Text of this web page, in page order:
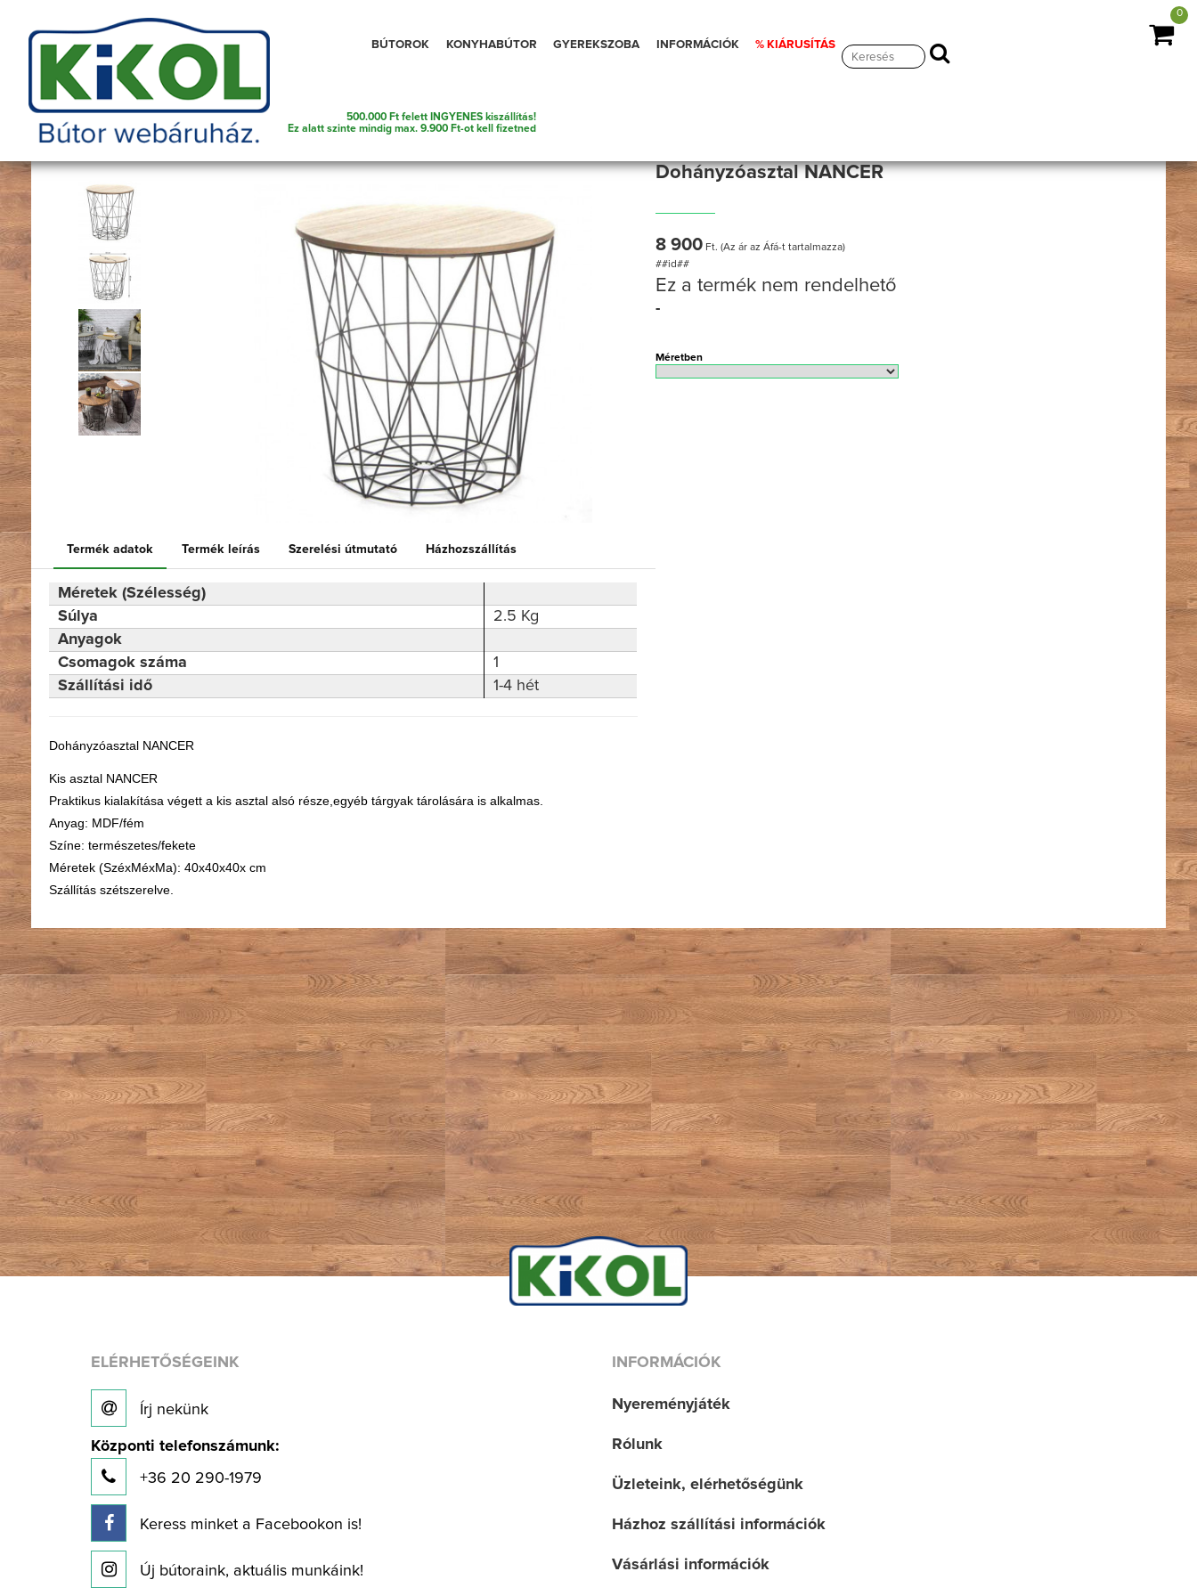
BÚTOROK KONYHABÚTOR GYEREKSZOBA INFORMÁCIÓK % KIÁRUSÍTÁS
500.000 Ft felett INGYENES kiszállítás!
Ez alatt szinte mindig max. 9.900 Ft-ot kell fizetned
0
Főoldal Bútorok Asztalok Dohányzóasztal
Termék adatok Termék leírás Szerelési útmutató Házhozszállítás
Méretek (Szélesség)
Súlya
2.5 Kg
Anyagok
Csomagok száma
1
Szállítási idő
1-4 hét
Dohányzóasztal NANCER
Kis asztal NANCER
Praktikus kialakítása végett a kis asztal alsó része,egyéb tárgyak tárolására is alkalmas.
Anyag: MDF/fém
Színe: természetes/fekete
Méretek (SzéxMéxMa): 40x40x40x cm
Szállítás szétszerelve.
Dohányzóasztal NANCER
8 900Ft. (Az ár az Áfá-t tartalmazza)
##id##
Ez a termék nem rendelhető
-
Méretben
ELÉRHETŐSÉGEINK
Írj nekünk
Központi telefonszámunk:
+36 20 290-1979
Keress minket a Facebookon is!
Új bútoraink, aktuális munkáink!
INFORMÁCIÓK
Nyereményjáték
Rólunk
Üzleteink, elérhetőségünk
Házhoz szállítási információk
Vásárlási információk